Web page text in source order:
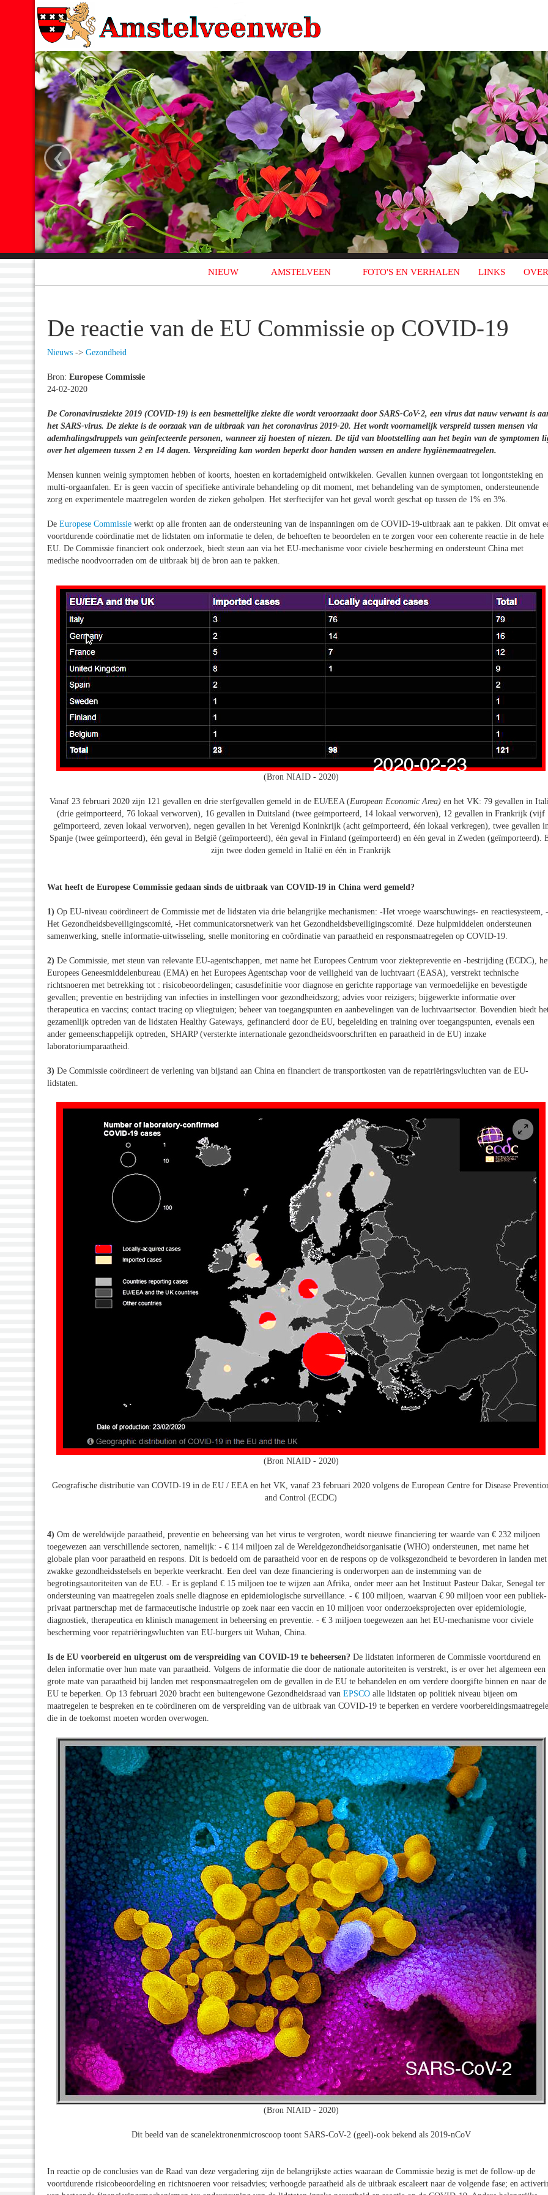
‹
NIEUW AMSTELVEEN FOTO'S EN VERHALEN LINKS
De reactie van de EU Commissie op COVID-19
Nieuws -> Gezondheid
Bron: Europese Commissie
24-02-2020
De Coronavirusziekte 2019 (COVID-19) is een besmettelijke ziekte die wordt veroorzaakt door SARS-CoV-2, een virus dat nauw verwant is
het SARS-virus. De ziekte is de oorzaak van de uitbraak van het coronavirus 2019-20. Het wordt voornamelijk verspreid tussen mensen via
ademhalingsdruppels van geïnfecteerde personen, wanneer zij hoesten of niezen. De tijd van blootstelling aan het begin van de symptomen
over het algemeen tussen 2 en 14 dagen. Verspreiding kan worden beperkt door handen wassen en andere hygiënemaatregelen.
Mensen kunnen weinig symptomen hebben of koorts, hoesten en kortademigheid ontwikkelen. Gevallen kunnen overgaan tot longontsteking en
multi-orgaanfalen. Er is geen vaccin of specifieke antivirale behandeling op dit moment, met behandeling van de symptomen, ondersteunende
zorg en experimentele maatregelen worden de zieken geholpen. Het sterftecijfer van het geval wordt geschat op tussen de 1% en 3%.
De Europese Commissie werkt op alle fronten aan de ondersteuning van de inspanningen om de COVID-19-uitbraak aan te pakken. Dit omvat
voortdurende coördinatie met de lidstaten om informatie te delen, de behoeften te beoordelen en te zorgen voor een coherente reactie in de hele
EU. De Commissie financiert ook onderzoek, biedt steun aan via het EU-mechanisme voor civiele bescherming en ondersteunt China met
medische noodvoorraden om de uitbraak bij de bron aan te pakken.
(Bron NIAID - 2020)
Vanaf 23 februari 2020 zijn 121 gevallen en drie sterfgevallen gemeld in de EU/EEA (European Economic Area)en het VK: 79 gevallen in
(drie geïmporteerd, 76 lokaal verworven), 16 gevallen in Duitsland (twee geïmporteerd, 14 lokaal verworven), 12 gevallen in Frankrijk (vijf
geïmporteerd, zeven lokaal verworven), negen gevallen in het Verenigd Koninkrijk (acht geïmporteerd, één lokaal verkregen), twee gevallen
Spanje (twee geïmporteerd), één geval in België (geïmporteerd), één geval in Finland (geïmporteerd) en één geval in Zweden (geïmporteerd).
zijn twee doden gemeld in Italië en één in Frankrijk
Wat heeft de Europese Commissie gedaan sinds de uitbraak van COVID-19 in China werd gemeld?
1) Op EU-niveau coördineert de Commissie met de lidstaten via drie belangrijke mechanismen: -Het vroege waarschuwings- en reactiesysteem, -
Het Gezondheidsbeveiligingscomité, -Het communicatorsnetwerk van het Gezondheidsbeveiligingscomité. Deze hulpmiddelen ondersteunen
samenwerking, snelle informatie-uitwisseling, snelle monitoring en coördinatie van paraatheid en responsmaatregelen op COVID-19.
2) De Commissie, met steun van relevante EU-agentschappen, met name het Europees Centrum voor ziektepreventie en -bestrijding (ECDC),
Europees Geneesmiddelenbureau (EMA) en het Europees Agentschap voor de veiligheid van de luchtvaart (EASA), verstrekt technische
richtsnoeren met betrekking tot : risicobeoordelingen; casusdefinitie voor diagnose en gerichte rapportage van vermoedelijke en bevestigde
gevallen; preventie en bestrijding van infecties in instellingen voor gezondheidszorg; advies voor reizigers; bijgewerkte informatie over
therapeutica en vaccins; contact tracing op vliegtuigen; beheer van toegangspunten en aanbevelingen van de luchtvaartsector. Bovendien biedt
gezamenlijk optreden van de lidstaten Healthy Gateways, gefinancierd door de EU, begeleiding en training over toegangspunten, evenals een
ander gemeenschappelijk optreden, SHARP (versterkte internationale gezondheidsvoorschriften en paraatheid in de EU) inzake
laboratoriumparaatheid.
3) De Commissie coördineert de verlening van bijstand aan China en financiert de transportkosten van de repatriëringsvluchten van de EU-
lidstaten.
(Bron NIAID - 2020)
Geografische distributie van COVID-19 in de EU / EEA en het VK, vanaf 23 februari 2020 volgens de European Centre for Disease
and Control (ECDC)
4) Om de wereldwijde paraatheid, preventie en beheersing van het virus te vergroten, wordt nieuwe financiering ter waarde van € 232 miljoen
toegewezen aan verschillende sectoren, namelijk: - € 114 miljoen zal de Wereldgezondheidsorganisatie (WHO) ondersteunen, met name het
globale plan voor paraatheid en respons. Dit is bedoeld om de paraatheid voor en de respons op de volksgezondheid te bevorderen in landen met
zwakke gezondheidsstelsels en beperkte veerkracht. Een deel van deze financiering is onderworpen aan de instemming van de
begrotingsautoriteiten van de EU. - Er is gepland € 15 miljoen toe te wijzen aan Afrika, onder meer aan het Instituut Pasteur Dakar, Senegal ter
ondersteuning van maatregelen zoals snelle diagnose en epidemiologische surveillance. - € 100 miljoen, waarvan € 90 miljoen voor een publiek-
privaat partnerschap met de farmaceutische industrie op zoek naar een vaccin en 10 miljoen voor onderzoeksprojecten over epidemiologie,
diagnostiek, therapeutica en klinisch management in beheersing en preventie. - € 3 miljoen toegewezen aan het EU-mechanisme voor civiele
bescherming voor repatriëringsvluchten van EU-burgers uit Wuhan, China.
Is de EU voorbereid en uitgerust om de verspreiding van COVID-19 te beheersen? De lidstaten informeren de Commissie voortdurend en
delen informatie over hun mate van paraatheid. Volgens de informatie die door de nationale autoriteiten is verstrekt, is er over het algemeen een
grote mate van paraatheid bij landen met responsmaatregelen om de gevallen in de EU te behandelen en om verdere doorgifte binnen en naar de
EU te beperken. Op 13 februari 2020 bracht een buitengewone Gezondheidsraad van EPSCO alle lidstaten op politiek niveau bijeen om
maatregelen te bespreken en te coördineren om de verspreiding van de uitbraak van COVID-19 te beperken en verdere
die in de toekomst moeten worden overwogen.
(Bron NIAID - 2020)
Dit beeld van de scanelektronenmicroscoop toont SARS-CoV-2 (geel)-ook bekend als 2019-nCoV
In reactie op de conclusies van de Raad van deze vergadering zijn de belangrijkste acties waaraan de Commissie bezig is met de follow-up de
voortdurende risicobeoordeling en richtsnoeren voor reisadvies; verhoogde paraatheid als de uitbraak escaleert naar de volgende fase; en